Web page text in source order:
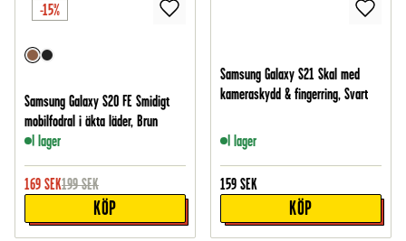
-15%
Samsung Galaxy S20 FE Smidigt
mobilfodral i äkta läder, Brun
I lager
169 SEK199 SEK
KÖP
Samsung Galaxy S21 Skal med
kameraskydd & fingerring, Svart
I lager
159 SEK
KÖP